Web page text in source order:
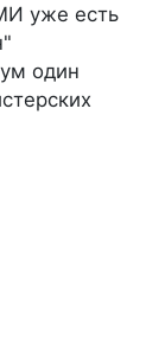
уже есть
один